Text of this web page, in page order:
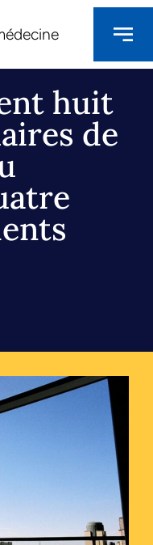
huit
de